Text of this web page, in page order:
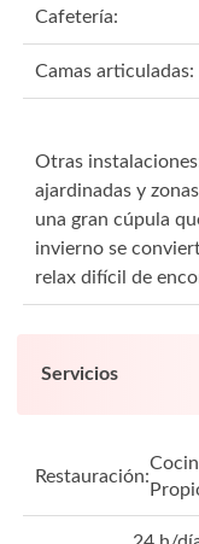
Cafetería:
Camas articuladas:
Otras
ajardinadas y
una gran cúpula
invierno se
relax difícil de
Servicios
Restauración: